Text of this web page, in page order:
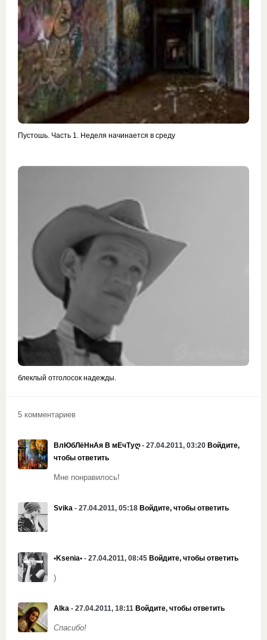
Пустошь. Часть 1. Неделя начинается в среду
блеклый отголосок надежды.
5 комментариев
ВлЮбЛёНнАя В мЕчТуღ- 27.04.2011, 03:20 Войдите,
чтобы ответить
Мне понравилось!
Svika - 27.04.2011, 05:18 Войдите, чтобы ответить
•Ksenia• - 27.04.2011, 08:45 Войдите, чтобы ответить
)
Alka - 27.04.2011, 18:11 Войдите, чтобы ответить
Спасибо!